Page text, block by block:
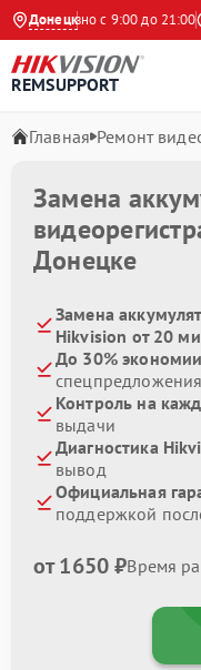
Донецк
Ежедневно с 9:00 до 21:00
REMSUPPORT
Главная Ремонт
Замена
Донецке
Замена
Hikvision от 20
До 30% экономии
спецпредложения
Контроль на
выдачи
Диагностика
вывод
Официальная
поддержкой
от 1650 ₽Время